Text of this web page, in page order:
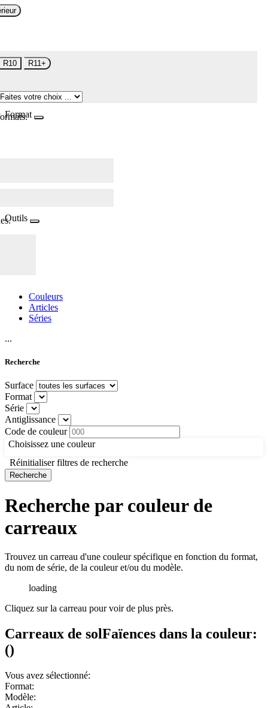
R10 R11+
Format
Outils
Couleurs
Articles
Séries
...
Recherche
Surface
Format
Série
Antiglissance
Code de couleur
Choisissez une couleur
Réinitialiser filtres de recherche
Recherche
Recherche par couleur de
carreaux
Trouvez un carreau d'une couleur spécifique en fonction du format,
du nom de série, de la couleur et/ou du modèle.
loading
Cliquez sur la carreau pour voir de plus près.
Carreaux de solFaïences dans la couleur:
()
Vous avez sélectionné:
Format:
Modèle: